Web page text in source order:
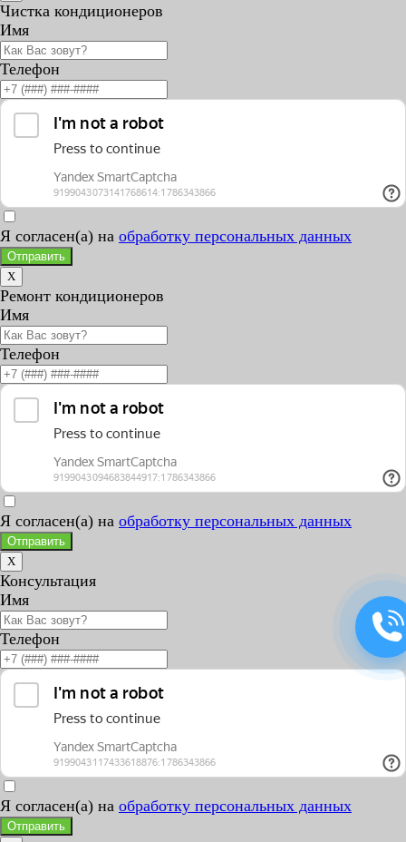
Чистка кондиционеров
Имя
Телефон
Я согласен(а) на обработку персональных данных
Отправить
X
Ремонт кондиционеров
Имя
Телефон
Я согласен(а) на обработку персональных данных
Отправить
X
Консультация
Имя
Телефон
Я согласен(а) на обработку персональных данных
Отправить